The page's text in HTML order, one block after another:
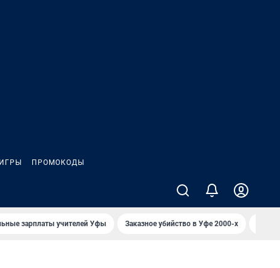
ИГРЫ ПРОМОКОДЫ
зарплаты учителей Уфы Заказное убийство в Уфе 2000-х